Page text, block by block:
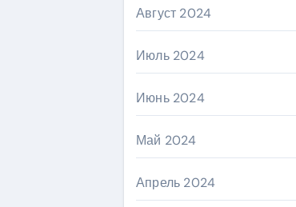
Август 2024
Июль 2024
Июнь 2024
Май 2024
Апрель 2024